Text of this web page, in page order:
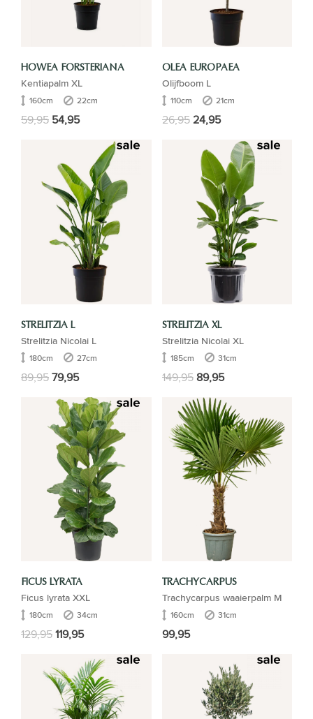
HOWEA FORSTERIANA
Kentiapalm XL
160cm 22cm
59,95 54,95
OLEA EUROPAEA
Olijfboom L
110cm 21cm
26,9524,95
STRELITZIA L
Strelitzia Nicolai L
180cm 27cm
89,9579,95
STRELITZIA XL
Strelitzia Nicolai XL
185cm 31cm
149,95 89,95
FICUS LYRATA
Ficus lyrata XXL
180cm 34cm
129,95119,95
TRACHYCARPUS
Trachycarpus waaierpalm M
160cm 31cm
99,95